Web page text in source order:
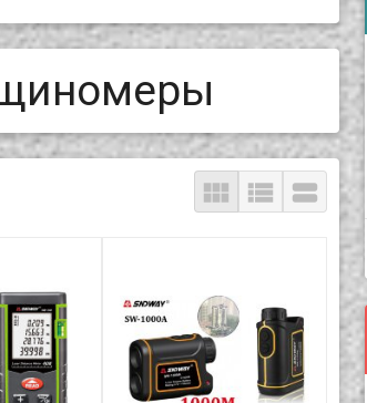
  